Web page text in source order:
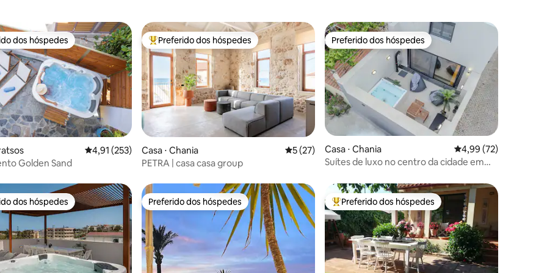
de 5, 85 avaliações
preferidos dos hóspedes
dos hóspedes
4,91 de uma avaliação média de 5, 253 avaliações
4,91 (253)
Golden Sand
Entre os melhores preferidos dos hóspedes
Preferido dos hóspedes
Casa ⋅ Chania 5 de uma avaliação média de 5, 27 avaliações
5 (27)
PETRA | casa casa group
Preferido dos hóspedes
Preferido dos hóspedes
Casa ⋅ Chania 4,99 de uma
4,99 (72)
Suítes de luxo no centro da cidade em
preferidos dos hóspedes
dos hóspedes Preferido dos hóspedes
Preferido dos hóspedes Entre os melhores preferidos dos hóspedes
Preferido dos hóspedes